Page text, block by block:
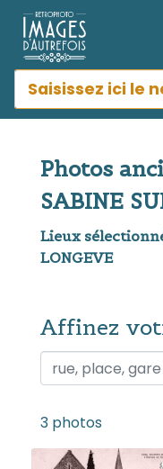
Photos
SABINE
Lieux
LONGEVE
Affinez
Affinez votre
3 photos